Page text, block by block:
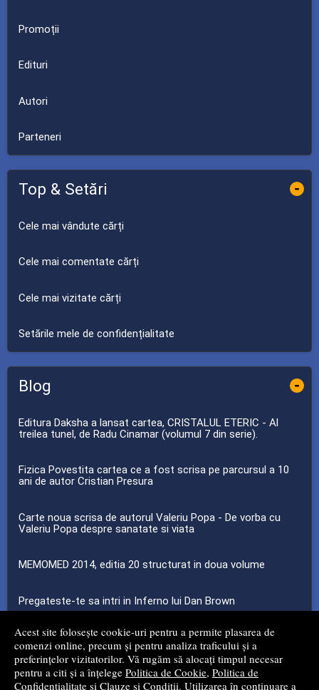
Acest site folosește cookie-uri pentru a permite plasarea de
comenzi online, precum și pentru analiza traficului și a
preferințelor vizitatorilor. Vă rugăm să alocați timpul necesar
pentru a citi și a înțelege Politica de Cookie, Politica de
Confidențialitate și Clauze și Condiții. Utilizarea în continuare a
Promoții
Edituri
Autori
Parteneri
Top & Setări -
Cele mai vândute cărți
Cele mai comentate cărți
Cele mai vizitate cărți
Setările mele de confidențialitate
Blog -
Editura Daksha a lansat cartea, CRISTALUL ETERIC - Al
treilea tunel, de Radu Cinamar (volumul 7 din serie).
Fizica Povestita cartea ce a fost scrisa pe parcursul a 10
ani de autor Cristian Presura
Carte noua scrisa de autorul Valeriu Popa - De vorba cu
Valeriu Popa despre sanatate si viata
MEMOMED 2014, editia 20 structurat in doua volume
Pregateste-te sa intri in Inferno lui Dan Brown
...toate știrile
© 2008 - 2026Mg Net Distribution Srl